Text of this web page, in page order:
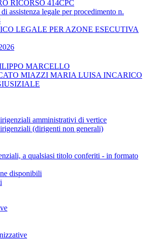
RICORSO 414CPC
assistenza legale per procedimento n.
LEGALE PER AZONE ESECUTIVA
MARCELLO
MIAZZI MARIA LUISA INCARICO
amministrativi di vertice
(dirigenti non generali)
a qualsiasi titolo conferiti - in formato
disponibili